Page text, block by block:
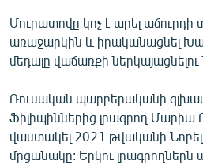
Մուրատովը կոչ է արել
առաջարկին և իրականացնել
մեդալը վաճառքի
Ռուսական պարբերականի
Ֆիլիպիններից լրագրող Մարիա
վաստակել 2021 թվականի
մրցանակը: Երկու լրագրողներն